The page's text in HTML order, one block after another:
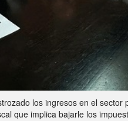
los ingresos en el
que implica bajarle los